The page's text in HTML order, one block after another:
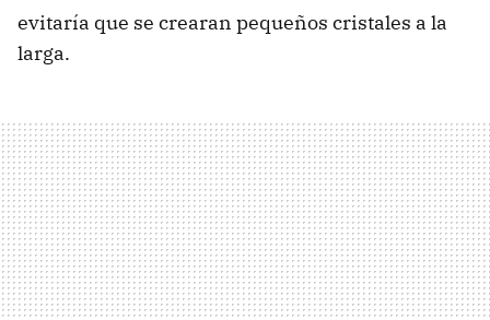
evitaría que se crearan pequeños cristales a la
larga.